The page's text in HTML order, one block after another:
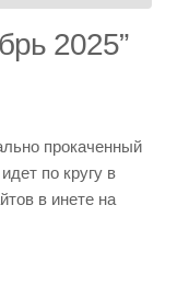
2025”
прокаченный
по кругу в
в инете на